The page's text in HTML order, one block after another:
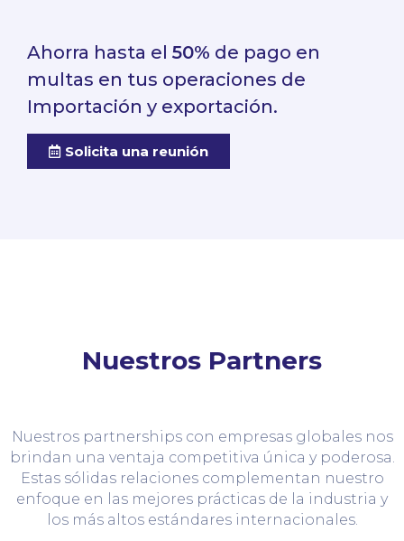
Ahorra hasta el 50% de pago en
multas en tus operaciones de
Importación y exportación.
Solicita una reunión
Nuestros Partners
Nuestros partnerships con empresas globales nos
brindan una ventaja competitiva única y poderosa.
Estas sólidas relaciones complementan nuestro
enfoque en las mejores prácticas de la industria y
los más altos estándares internacionales.